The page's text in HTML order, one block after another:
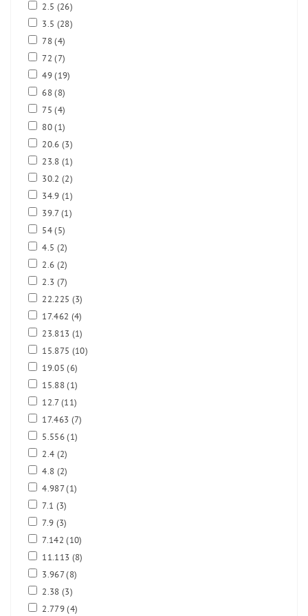
2.5 (26)
3.5 (28)
78(4)
72(7)
49(19)
68(8)
75(4)
80(1)
20.6 (3)
23.8 (1)
30.2 (2)
34.9 (1)
39.7(1)
54(5)
4.5 (2)
2.6 (2)
2.3 (7)
22.225 (3)
17.462 (4)
23.813 (1)
15.875 (10)
19.05(6)
15.88(1)
12.7(11)
17.463 (7)
5.556(1)
2.4 (2)
4.8 (2)
4.987(1)
7.1 (3)
7.9 (3)
7.142(10)
11.113 (8)
3.967(8)
2.38 (3)
2.779(4)